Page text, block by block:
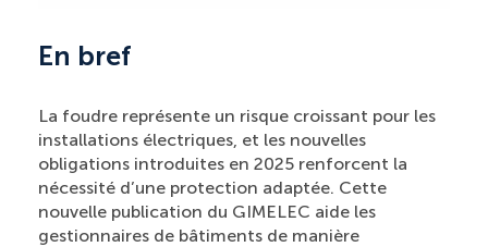
En bref
La foudre représente un risque croissant pour les
installations électriques, et les nouvelles
obligations introduites en 2025 renforcent la
nécessité d’une protection adaptée. Cette
nouvelle publication du GIMELEC aide les
gestionnaires de bâtiments de manière